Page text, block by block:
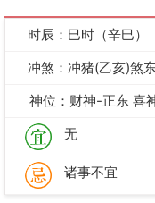
时辰：巳时（辛巳）
冲煞：冲猪(乙亥)煞
神位：财神-正东 喜
无
诸事不宜